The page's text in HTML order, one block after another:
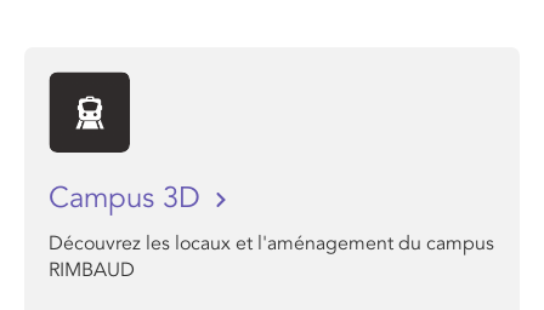
Campus 3D
Découvrez les locaux et l'aménagement du campus
RIMBAUD